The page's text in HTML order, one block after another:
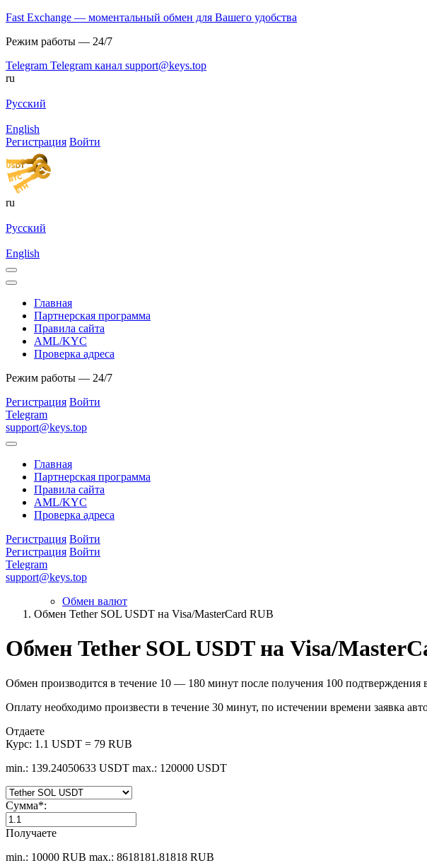
Fast Exchange — моментальный обмен для Вашего удобства
Режим работы — 24/7
Telegram Telegram канал support@keys.top
ru
Русский
English
Регистрация Войти
ru
Русский
English
Главная
Партнерская программа
Правила сайта
AML/KYC
Проверка адреса
Режим работы — 24/7
Регистрация Войти
Telegram
support@keys.top
Главная
Партнерская программа
Правила сайта
AML/KYC
Проверка адреса
Регистрация Войти
Регистрация Войти
Telegram
support@keys.top
Обмен валют
Обмен Tether SOL USDT на Visa/MasterCard RUB
Обмен Tether SOL USDT на Visa/
Обмен производится в течение 10 — 180 минут после получения 100 подтверждения
Оплату необходимо произвести в течение 30 минут, по истечении времени заявка
Отдаете
Курс: 1.1 USDT = 79 RUB
min.: 139.24050633 USDT max.: 120000 USDT
Сумма*:
Получаете
min.: 10000 RUB max.: 8618181.81818 RUB